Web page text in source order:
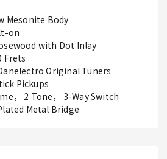
Mesonite Body
on
with Dot Inlay
Frets
Original Tuners
Pickups
， 2 Tone， 3-Way Switch
Metal Bridge